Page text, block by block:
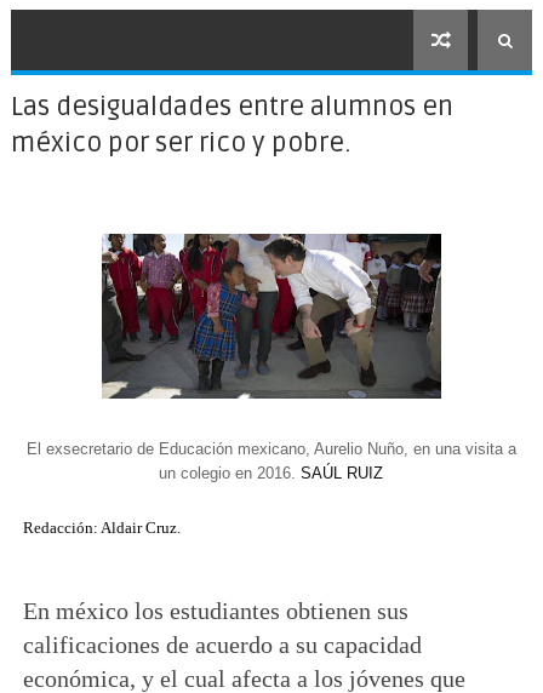
Las desigualdades entre alumnos en
méxico por ser rico y pobre.
El exsecretario de Educación mexicano, Aurelio Nuño, en una visita a
un colegio en 2016. SAÚL RUIZ
Redacción: Aldair Cruz.
En méxico los estudiantes obtienen sus
calificaciones de acuerdo a su capacidad
económica, y el cual afecta a los jóvenes que